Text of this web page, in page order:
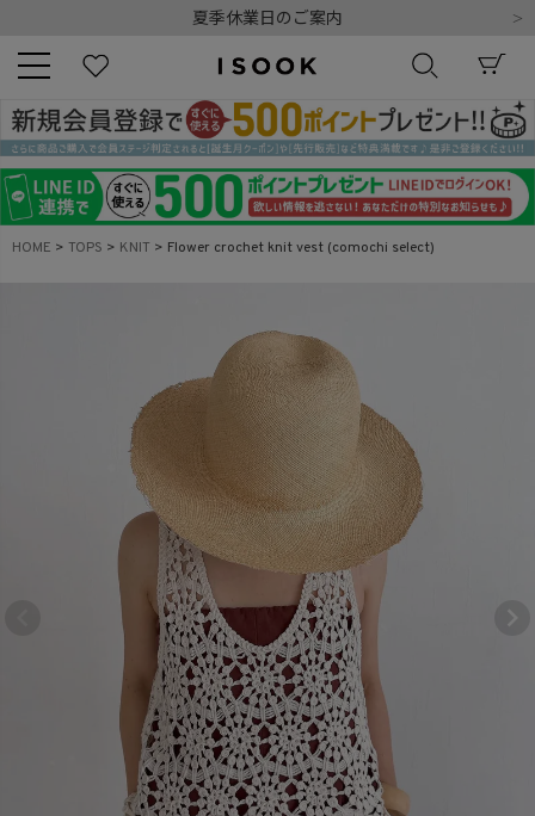
令和8年熊本地震の影響によるお荷物のお届けについて
10,000円以上ご購入で送料無料
新規会員登録でもれなく500ポイントプレゼント
夏季休業日のご案内
令和8年熊本地震の影響によるお荷物のお届けについて
キーワード
再入荷 SALE
ORIGINAL HIT ITEM
HOME TOPS KNIT Flower crochet knit vest (comochi select)